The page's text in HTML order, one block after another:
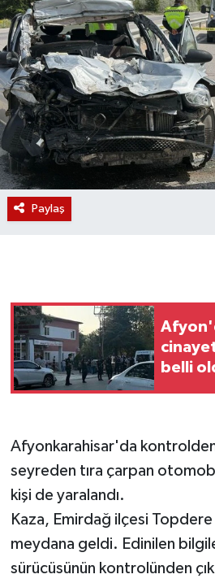
Paylaş
belli
Afyonkarahisar'da
seyreden tıra çarpan
kişi de yaralandı.
Kaza, Emirdağ ilçesi Topdere
meydana geldi. Edinilen
sürücüsünün kontrolünden
Magazin
Etkinlikler